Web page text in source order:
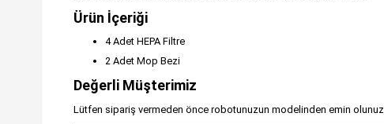
Ürün İçeriği
4 Adet HEPA Filtre
2 Adet Mop Bezi
Değerli Müşterimiz
Lütfen sipariş vermeden önce robotunuzun modelinden emin olunuz.